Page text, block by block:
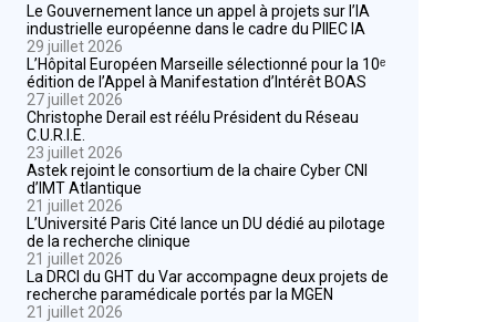
Le Gouvernement lance un appel à projets sur l’IA
industrielle européenne dans le cadre du PIIEC IA
29 juillet 2026
L’Hôpital Européen Marseille sélectionné pour la 10ᵉ
édition de l’Appel à Manifestation d’Intérêt BOAS
27 juillet 2026
Christophe Derail est réélu Président du Réseau
C.U.R.I.E.
23 juillet 2026
Astek rejoint le consortium de la chaire Cyber CNI
d’IMT Atlantique
21 juillet 2026
L’Université Paris Cité lance un DU dédié au pilotage
de la recherche clinique
21 juillet 2026
La DRCI du GHT du Var accompagne deux projets de
recherche paramédicale portés par la MGEN
21 juillet 2026